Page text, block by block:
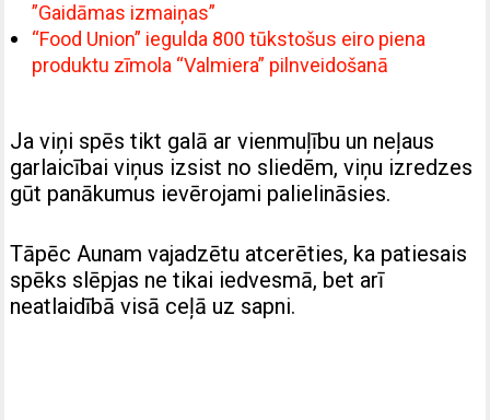
”Gaidāmas izmaiņas”
“Food Union” iegulda 800 tūkstošus eiro piena
produktu zīmola “Valmiera” pilnveidošanā
Ja viņi spēs tikt galā ar vienmuļību un neļaus
garlaicībai viņus izsist no sliedēm, viņu izredzes
gūt panākumus ievērojami palielināsies.
Tāpēc Aunam vajadzētu atcerēties, ka patiesais
spēks slēpjas ne tikai iedvesmā, bet arī
neatlaidībā visā ceļā uz sapni.